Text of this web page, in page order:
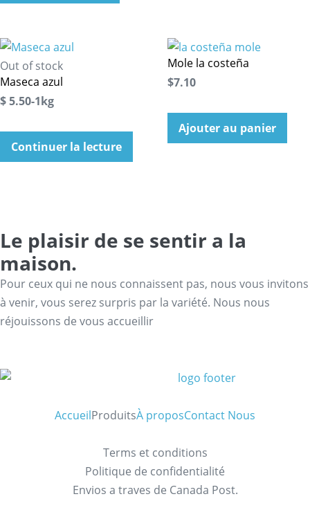
Out of stock
Maseca azul
$ 5.50-1kg
Continuer la lecture
Mole la costeña
$7.10
Ajouter au panier
Le plaisir de se sentir a la
maison.
Pour ceux qui ne nous connaissent pas, nous vous invitons
à venir, vous serez surpris par la variété. Nous nous
réjouissons de vous accueillir
AccueilProduitsÀ proposContact Nous
Terms et conditions
Politique de confidentialité
Envios a traves de Canada Post.